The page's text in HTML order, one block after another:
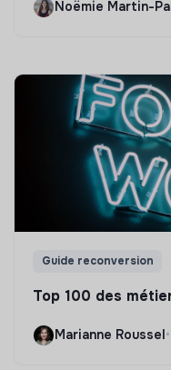
Noëmie Martin-
Guide reconversion
Top 100 des
Marianne Roussel•